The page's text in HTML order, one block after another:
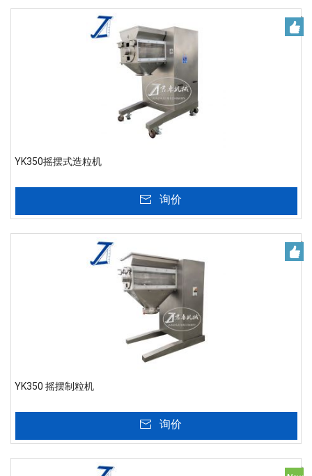
YK350摇摆式造粒机
询价
YK350 摇摆制粒机
询价